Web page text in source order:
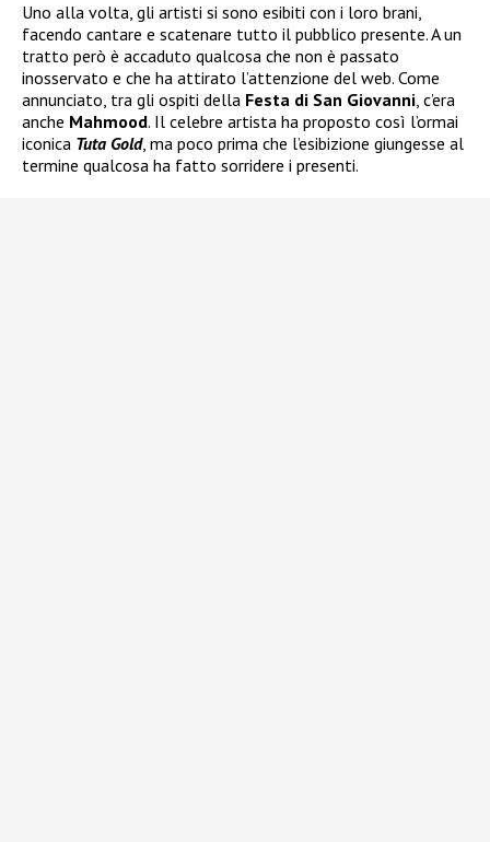
Uno alla volta, gli artisti si sono esibiti con i loro brani,
facendo cantare e scatenare tutto il pubblico presente. A un
tratto però è accaduto qualcosa che non è passato
inosservato e che ha attirato l’attenzione del web. Come
annunciato, tra gli ospiti della Festa di San Giovanni, c’era
anche Mahmood. Il celebre artista ha proposto così l’ormai
iconica Tuta Gold, ma poco prima che l’esibizione giungesse al
termine qualcosa ha fatto sorridere i presenti.